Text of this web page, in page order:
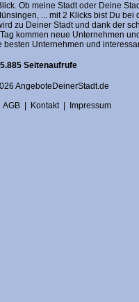
Ob meine Stadt oder Deine
... mit 2 Klicks bist Du
zu Deiner Stadt und dank der
kommen neue Unternehmen
Unternehmen und
Seitenaufrufe
AngeboteDeinerStadt.de
AGB| Kontakt| Impressum